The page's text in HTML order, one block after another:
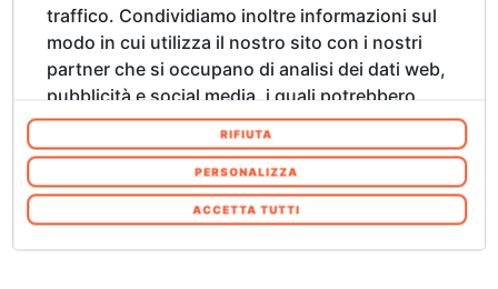
Allanrey “Migz” Salazar
Gromyko Semper
Jose Tence Ruiz
Iggy Rodriguez
Finlandia
traffico. Condividiamo inoltre informazioni sul
modo in cui utilizza il nostro sito con i nostri
partner che si occupano di analisi dei dati web,
pubblicità e social media, i quali potrebbero
combinarle con altre informazioni che ha
fornito loro o che hanno raccolto dal suo
utilizzo dei loro servizi. Acconsenta ai nostri
cookie se continua ad utilizzare il nostro sito
web. In qualsiasi momento è possibile
modificare o revocare il proprio consenso dalla
RIFIUTA
PERSONALIZZA
ACCETTA TUTTI